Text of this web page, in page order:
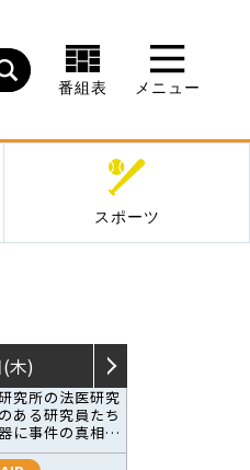
番組表 メニュー
スポーツ